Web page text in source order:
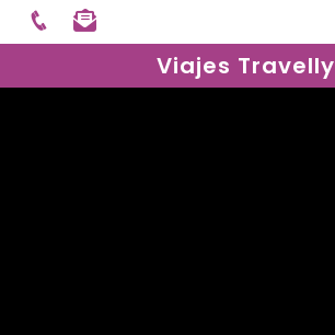
Viajes Travelly